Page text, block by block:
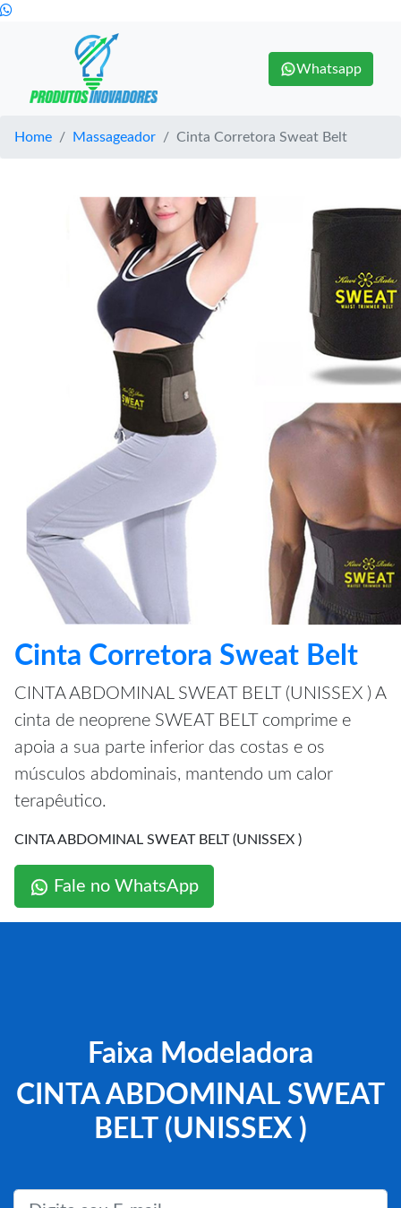
Whatsapp
Home Massageador Cinta Corretora Sweat Belt
Cinta Corretora Sweat Belt
CINTA ABDOMINAL SWEAT BELT (UNISSEX ) A
cinta de neoprene SWEAT BELT comprime e
apoia a sua parte inferior das costas e os
músculos abdominais, mantendo um calor
terapêutico.
CINTA ABDOMINAL SWEAT BELT (UNISSEX )
Fale no WhatsApp
Faixa Modeladora
CINTA ABDOMINAL SWEAT
BELT (UNISSEX )